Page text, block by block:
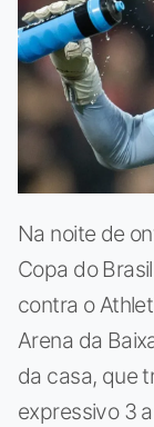
Na noite de
Copa do
contra o
Arena da
da casa, que
expressivo 3